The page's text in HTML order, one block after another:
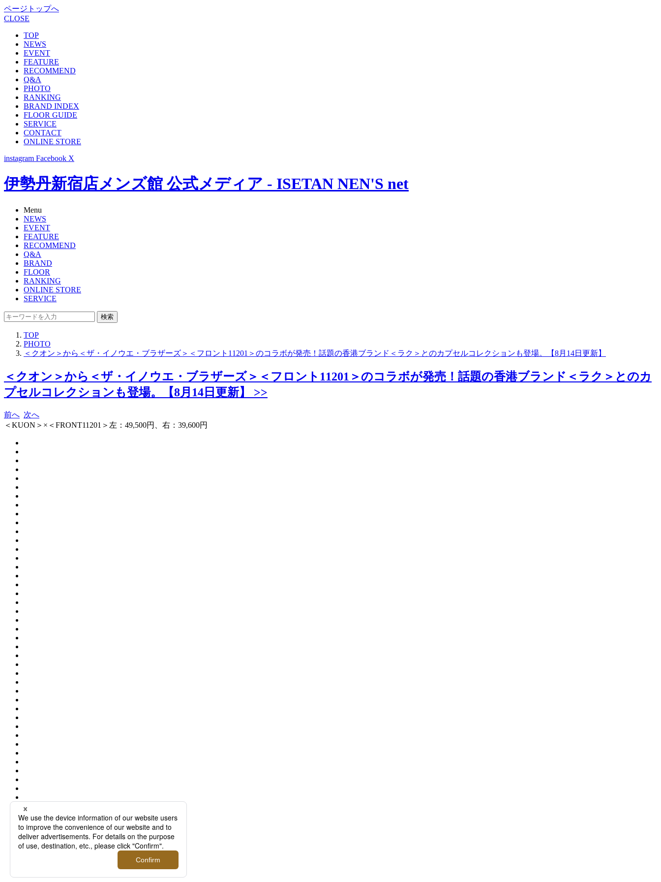
ページトップへ
CLOSE
TOP
NEWS
EVENT
FEATURE
RECOMMEND
Q&A
PHOTO
RANKING
BRAND INDEX
FLOOR GUIDE
SERVICE
CONTACT
ONLINE STORE
instagram Facebook X
伊勢丹新宿店メンズ館 公式メディア - ISETAN NEN'S net
Menu
NEWS
EVENT
FEATURE
RECOMMEND
Q&A
BRAND
FLOOR
RANKING
ONLINE STORE
SERVICE
検索
TOP
PHOTO
＜クオン＞から＜ザ・イノウエ・ブラザーズ＞＜フロント11201＞のコラボが発売！話題の香港ブランド＜ラク＞とのカプセルコレクションも登場。【8月14日更新】
＜クオン＞から＜ザ・イノウエ・ブラザーズ＞＜フロント11201＞のコラボが発売！話題の香港ブランド＜ラク＞とのカ
プセルコレクションも登場。【8月14日更新】 >>
前へ 次へ
＜KUON＞×＜FRONT11201＞左：49,500円、右：39,600円